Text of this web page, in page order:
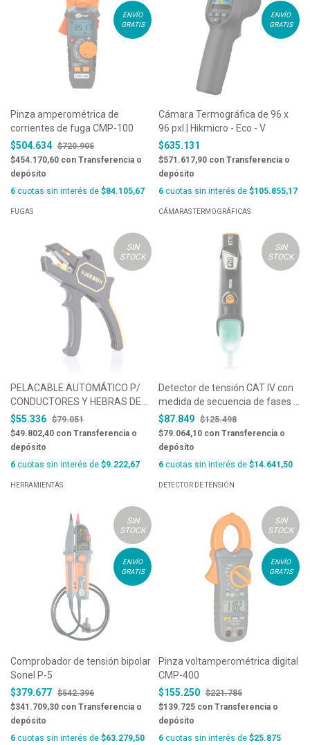
ENVÍO
GRATIS
Pinza amperométrica de
corrientes de fuga CMP-100
$504.634 $720.905
$454.170,60 con Transferencia o
depósito
6 cuotas sin interés de $84.105,67
FUGAS
ENVÍO
GRATIS
Cámara Termográfica de 96 x
96 pxl.| Hikmicro - Eco - V
$635.131
$571.617,90 con Transferencia o
depósito
6 cuotas sin interés de $105.855,17
CÁMARAS TERMOGRÁFICAS
SIN
STOCK
PELACABLE AUTOMÁTICO P/
CONDUCTORES Y HEBRAS DE
0,2 A 6 MM2- CORTADOR
LATERAL DE HASTA 2,5 MM2 Y
TOPE DE LONGITUD DE 6 A 18
MM- MARCA JOKARI, 20100
$55.336 $79.051
$49.802,40 con Transferencia o
depósito
6 cuotas sin interés de $9.222,67
HERRAMIENTAS
SIN
STOCK
Detector de tensión CAT IV con
medida de secuencia de fases -
HT70
$87.849 $125.498
$79.064,10 con Transferencia o
depósito
6 cuotas sin interés de $14.641,50
DETECTOR DE TENSIÓN
SIN
STOCK
ENVÍO
GRATIS
Comprobador de tensión bipolar
Sonel P-5
$379.677 $542.396
$341.709,30 con Transferencia o
depósito
6 cuotas sin interés de $63.279,50
SIN
STOCK
ENVÍO
GRATIS
Pinza voltamperométrica digital
CMP-400
$155.250 $221.785
$139.725 con Transferencia o
depósito
6 cuotas sin interés de $25.875